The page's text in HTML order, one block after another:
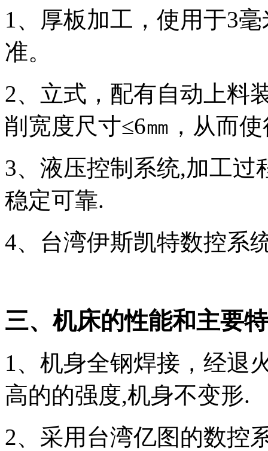
1、厚板加工，使用于3
准。
2、立式，配有自动上料
削宽度尺寸≤6㎜，从而
3、液压控制系统,加工过
稳定可靠.
4、台湾伊斯凯特数控系
三、机床的性能和主要
1、机身全钢焊接，经退
高的的强度,机身不变形.
2、采用台湾亿图的数控